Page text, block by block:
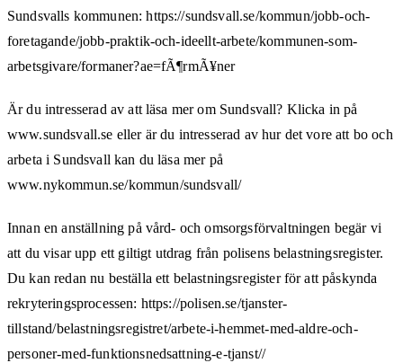
Sundsvalls kommunen: https://sundsvall.se/kommun/jobb-och-
foretagande/jobb-praktik-och-ideellt-arbete/kommunen-som-
arbetsgivare/formaner?ae=fÃ¶rmÃ¥ner
Är du intresserad av att läsa mer om Sundsvall? Klicka in på
www.sundsvall.se eller är du intresserad av hur det vore att bo och
arbeta i Sundsvall kan du läsa mer på
www.nykommun.se/kommun/sundsvall/
Innan en anställning på vård- och omsorgsförvaltningen begär vi
att du visar upp ett giltigt utdrag från polisens belastningsregister.
Du kan redan nu beställa ett belastningsregister för att påskynda
rekryteringsprocessen: https://polisen.se/tjanster-
tillstand/belastningsregistret/arbete-i-hemmet-med-aldre-och-
personer-med-funktionsnedsattning-e-tjanst//